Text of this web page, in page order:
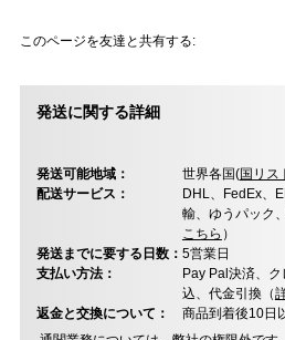
このページを友達と共有する:
発送に関する詳細
発送可能地域： 世界各国(国リス
配送サービス：
DHL、FedEx、
輸、ゆうパック
こちら ）
発送までに要する日数： 5営業日
支払い方法：
Pay Pal決済、
込、代金引換（
返金と交換について：
商品到着後10日